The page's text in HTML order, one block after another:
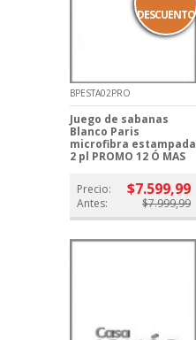
BPESTA02PRO
Juego de sabanas
Blanco Paris
microfibra estampada
2 pl PROMO 12 Ó MAS
Precio: $7.599,99
Antes: $7.999,99
DESCUENTO